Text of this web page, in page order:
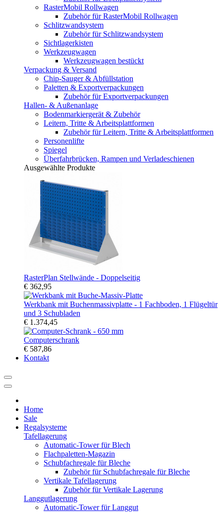
RasterMobil Rollwagen
Zubehör für RasterMobil Rollwagen
Schlitzwandsystem
Zubehör für Schlitzwandsystem
Sichtlagerkisten
Werkzeugwagen
Werkzeugwagen bestückt
Verpackung & Versand
Chip-Sauger & Abfüllstation
Paletten & Exportverpackungen
Zubehör für Exportverpackungen
Hallen- & Außenanlage
Bodenmarkiergerät & Zubehör
Leitern, Tritte & Arbeitsplattformen
Zubehör für Leitern, Tritte & Arbeitsplattformen
Personenlifte
Spiegel
Überfahrbrücken, Rampen und Verladeschienen
Ausgewählte Produkte
RasterPlan Stellwände - Doppelseitig
€ 362,95
Werkbank mit Buchenmassivplatte - 1 Fachboden, 1 Flügeltür
und 3 Schubladen
€ 1.374,45
Computerschrank
€ 587,86
Kontakt
Home
Sale
Regalsysteme
Tafellagerung
Automatic-Tower für Blech
Flachpaletten-Magazin
Schubfachregale für Bleche
Zubehör für Schubfachregale für Bleche
Vertikale Tafellagerung
Zubehör für Vertikale Lagerung
Langgutlagerung
Automatic-Tower für Langgut